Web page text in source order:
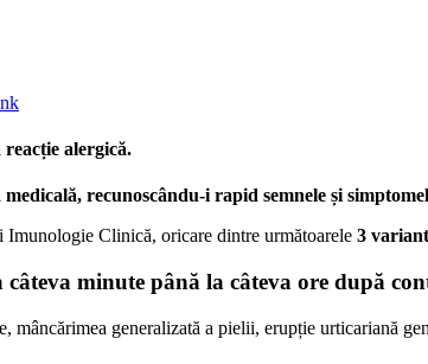
reacție alergică.
recunoscându-i rapid semnele și
Clinică, oricare dintre următoarele 3
minute până la câteva ore după
mâncărimea generalizată a pielii, erupție urticariană